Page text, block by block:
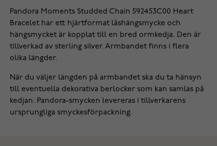
Pandora Moments Studded Chain 592453C00 Heart
Bracelet har ett hjärtformat låshängsmycke och
hängsmycket är kopplat till en bred ormkedja. Den är
tillverkad av sterling silver. Armbandet finns i flera
olika längder.
När du väljer längden på armbandet ska du ta hänsyn
till eventuella dekorativa berlocker som kan samlas på
kedjan. Pandora-smycken levereras i tillverkarens
ursprungliga smyckesförpackning.